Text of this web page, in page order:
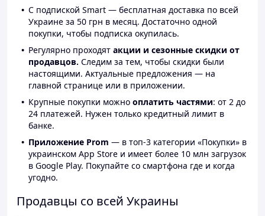
С подпиской Smart — бесплатная доставка по всей
Украине за 50 грн в месяц. Достаточно одной
покупки, чтобы подписка окупилась.
Регулярно проходят акции и сезонные скидки от
продавцов. Следим за тем, чтобы скидки были
настоящими. Актуальные предложения — на
главной странице или в приложении.
Крупные покупки можно оплатить частями: от 2 до
24 платежей. Нужен только кредитный лимит в
банке.
Приложение Prom — в топ-3 категории «Покупки» в
украинском App Store и имеет более 10 млн загрузок
в Google Play. Покупайте со смартфона где и когда
угодно.
Продавцы со всей Украины